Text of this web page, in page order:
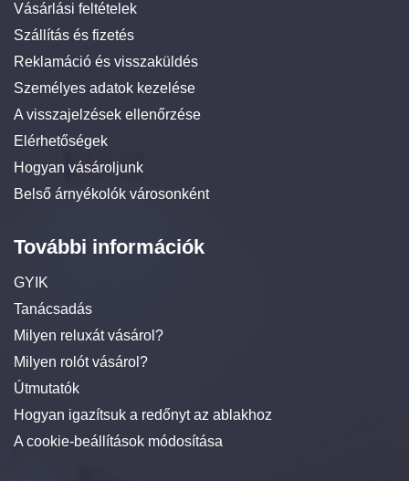
Vásárlási feltételek
Szállítás és fizetés
Reklamáció és visszaküldés
Személyes adatok kezelése
A visszajelzések ellenőrzése
Elérhetőségek
Hogyan vásároljunk
Belső árnyékolók városonként
További információk
GYIK
Tanácsadás
Milyen reluxát vásárol?
Milyen rolót vásárol?
Útmutatók
Hogyan igazítsuk a redőnyt az ablakhoz
A cookie-beállítások módosítása